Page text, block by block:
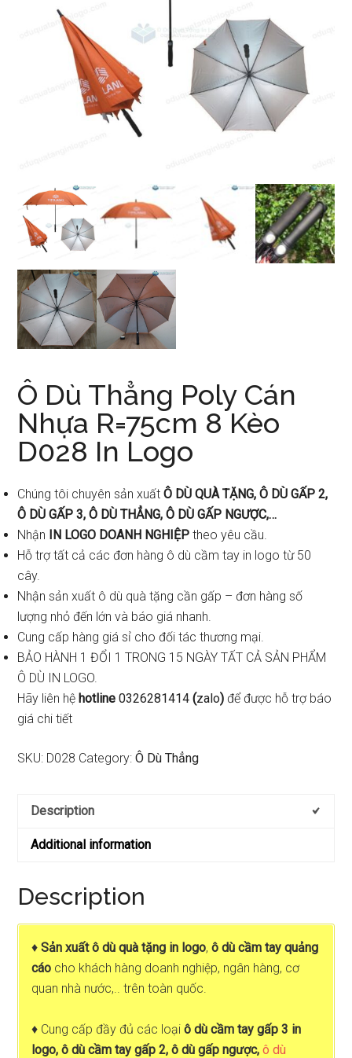
Ô Dù Thẳng Poly Cán
Nhựa R=75cm 8 Kèo
D028 In Logo
Chúng tôi chuyên sản xuấtÔ DÙ QUÀ TẶNG, Ô DÙ GẤP 2,
Ô DÙ GẤP 3, Ô DÙ THẲNG, Ô DÙ GẤP NGƯỢC,…
Nhận IN LOGO DOANH NGHIỆP theo yêu cầu.
Hỗ trợ tất cả các đơn hàng ô dù cầm tay in logo từ 50
cây.
Nhận sản xuất ô dù quà tặng cần gấp – đơn hàng số
lượng nhỏ đến lớn và báo giá nhanh.
Cung cấp hàng giá sỉ cho đối tác thương mại.
BẢO HÀNH 1 ĐỔI 1 TRONG 15 NGÀY TẤT CẢ SẢN PHẨM
Ô DÙ IN LOGO.
Hãy liên hệ hotline0326281414 (zalo) để được hỗ trợ báo
giá chi tiết
SKU: D028 Category:Ô Dù Thẳng
Description
Additional information
Description
♦Sản xuất ô dù quà tặng in logo,ô dù cầm tay quảng
cáo cho khách hàng doanh nghiệp, ngân hàng, cơ
quan nhà nước,.. trên toàn quốc.
♦ Cung cấp đầy đủ các loạiô dù cầm tay gấp 3 in
logo, ô dù cầm tay gấp 2, ô dù gấp ngược,ô dù